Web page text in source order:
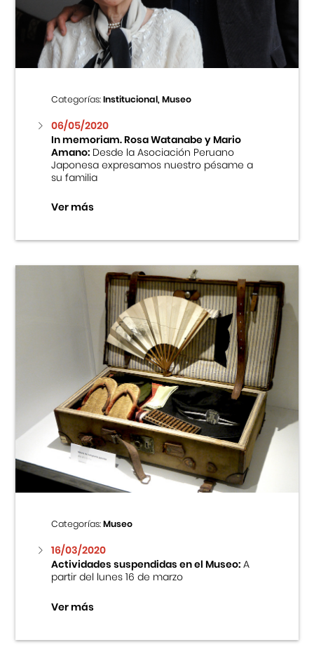
Centro Cultural Peruano Japonés
Cursos
Museo de la Inmigración Japonesa
Fondo Editorial
Teatro Peruano Japonés
Categorías:Institucional, Museo
06/05/2020
In memoriam. Rosa Watanabe y Mario
Amano:Desde la Asociación Peruano
Japonesa expresamos nuestro pésame a
su familia
Ver más
Categorías:Museo
16/03/2020
Actividades suspendidas en el Museo:A
partir del lunes 16 de marzo
Ver más